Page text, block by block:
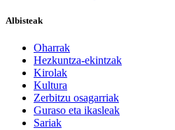
Albisteak
Oharrak
Hezkuntza-ekintzak
Kirolak
Kultura
Zerbitzu osagarriak
Guraso eta ikasleak
Sariak